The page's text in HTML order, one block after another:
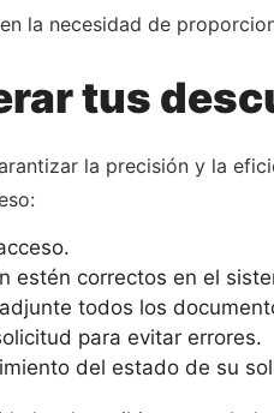
la necesidad de
tus
la precisión y la
estén correctos en el
todos los
para evitar errores.
del estado de su